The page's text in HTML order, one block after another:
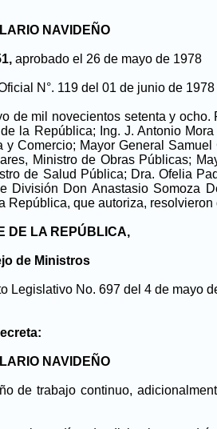
NAVIDEÑO
aprobado el 26 de mayo de 1978
N°. 119 del 01 de junio de 1978
mil novecientos setenta y
la República; Ing. J. Antonio
Comercio; Mayor General
Ministro de Obras Públicas;
de Salud Pública; Dra. Ofelia
Don Anastasio Somoza
que autoriza,
DE LA REPÚBLICA,
de Ministros
No. 697 del 4 de mayo
NAVIDEÑO
de trabajo continuo,